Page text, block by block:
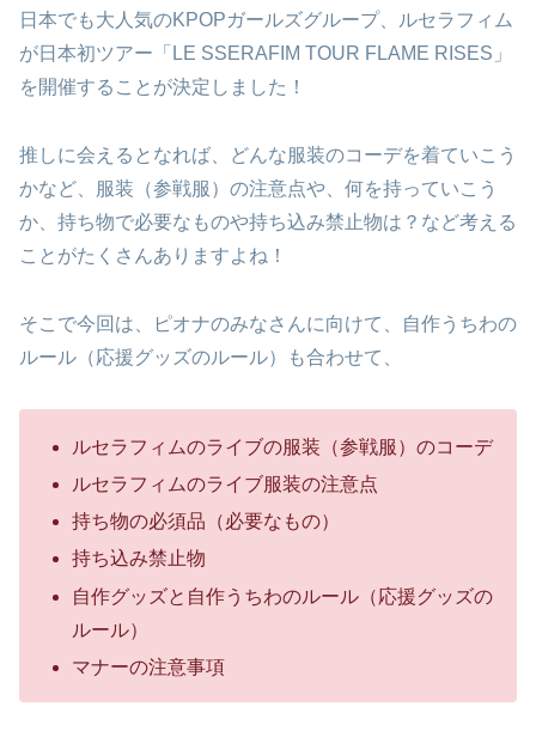
日本でも大人気のKPOPガールズグループ、ルセラフィム
が日本初ツアー「LE SSERAFIM TOUR FLAME RISES」
を開催することが決定しました！
推しに会えるとなれば、どんな服装のコーデを着ていこう
かなど、服装（参戦服）の注意点や、何を持っていこう
か、持ち物で必要なものや持ち込み禁止物は？など考える
ことがたくさんありますよね！
そこで今回は、ピオナのみなさんに向けて、自作うちわの
ルール（応援グッズのルール）も合わせて、
ルセラフィムのライブの服装（参戦服）のコーデ
ルセラフィムのライブ服装の注意点
持ち物の必須品（必要なもの）
持ち込み禁止物
自作グッズと自作うちわのルール（応援グッズの
ルール）
マナーの注意事項